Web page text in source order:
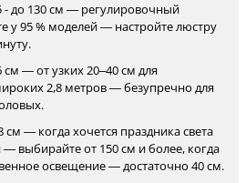
- до 130 см — регулировочный
у 95 % моделей — настройте люстру
см — от узких 20–40 см для
2,8 метров — безупречно для
см — когда хочется праздника света
выбирайте от 150 см и более, когда
освещение — достаточно 40 см.